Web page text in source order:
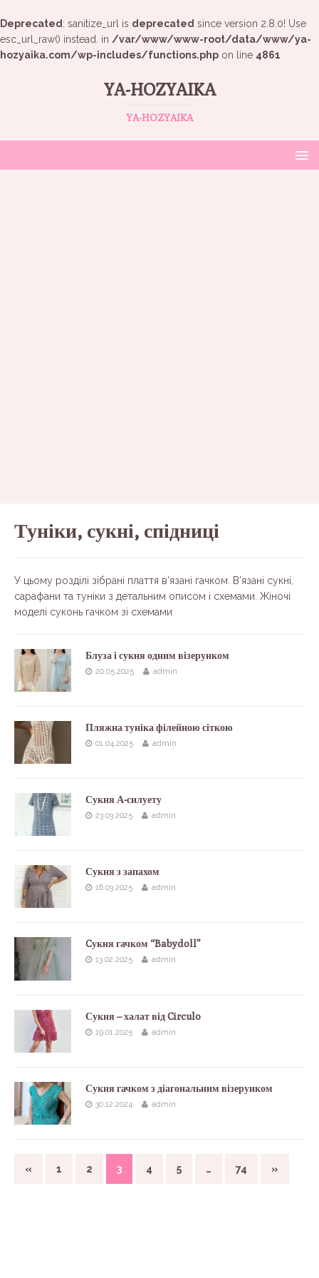
Deprecated : sanitize_url is deprecated since version 2.8.0! Use
esc_url_raw() instead. in /var/www/www-root/data/www/ya-
hozyaika.com/wp-includes/functions.php on line 4861
YA-HOZYAIKA
YA-HOZYAIKA
Туніки, сукні, спідниці
У цьому розділі зібрані плаття в’язані гачком. В’язані сукні,
сарафани та туніки з детальним описом і схемами. Жіночі
моделі суконь гачком зі схемами
Блуза і сукня одним візерунком
20.05.2025 admin
Пляжна туніка філейною сіткою
01.04.2025 admin
Сукня А-силуету
23.03.2025 admin
Сукня з запахом
16.03.2025 admin
Cукня гачком “Babydoll”
13.02.2025 admin
Сукня – халат від Circulo
19.01.2025 admin
Сукня гачком з діагональним візерунком
30.12.2024 admin
« 1 2 3 4 5 … 74 »